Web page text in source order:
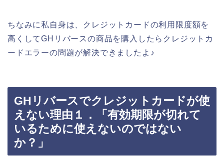
ちなみに私自身は、クレジットカードの利用限度額を
高くしてGHリバースの商品を購入したらクレジットカ
ードエラーの問題が解決できましたよ♪
GHリバースでクレジットカードが使
えない理由１．「有効期限が切れて
いるために使えないのではない
か？」